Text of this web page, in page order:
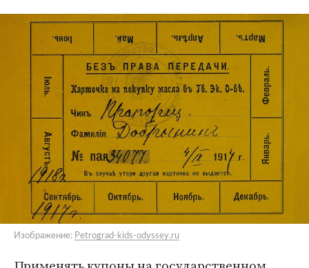
Изображение: Petrograd-kids-odyssey.ru